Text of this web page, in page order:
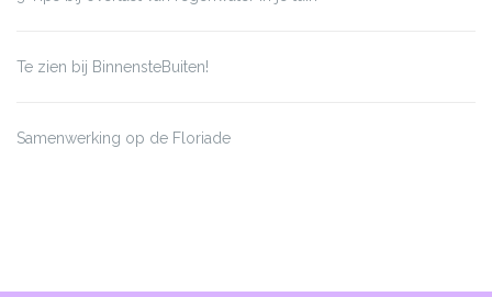
Te zien bij BinnensteBuiten!
Samenwerking op de Floriade